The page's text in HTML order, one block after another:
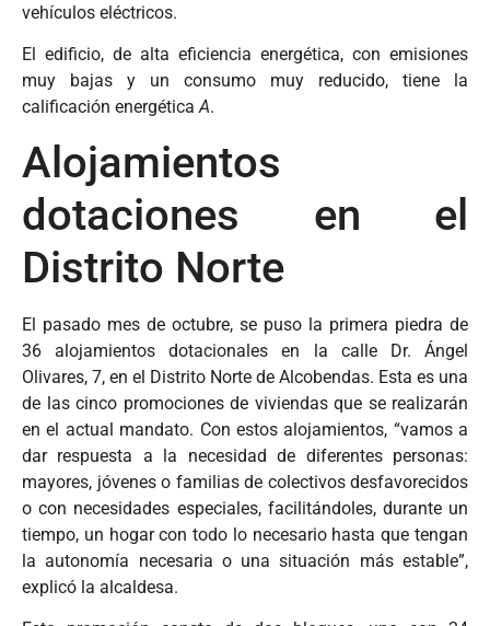
vehículos eléctricos.
El edificio, de alta eficiencia energética, con emisiones
muy bajas y un consumo muy reducido, tiene la
calificación energéticaA.
Alojamientos
dotaciones en el
Distrito Norte
El pasado mes de octubre, se puso la primera piedra de
36 alojamientos dotacionales en la calle Dr. Ángel
Olivares, 7, en el Distrito Norte de Alcobendas. Esta es una
de las cinco promociones de viviendas que se realizarán
en el actual mandato. Con estos alojamientos, “vamos a
dar respuesta a la necesidad de diferentes personas:
mayores, jóvenes o familias de colectivos desfavorecidos
o con necesidades especiales, facilitándoles, durante un
tiempo, un hogar con todo lo necesario hasta que tengan
la autonomía necesaria o una situación más estable”,
explicó la alcaldesa.